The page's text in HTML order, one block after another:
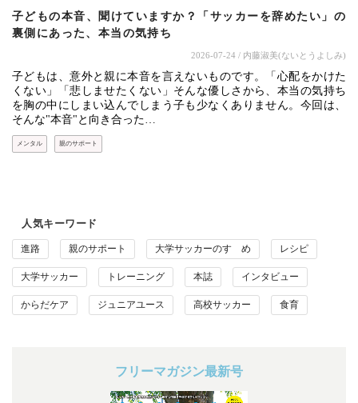
子どもの本音、聞けていますか？「サッカーを辞めたい」の
裏側にあった、本当の気持ち
2026-07-24 / 内藤淑美(ないとうよしみ)
子どもは、意外と親に本音を言えないものです。「心配をかけた
くない」「悲しませたくない」そんな優しさから、本当の気持ち
を胸の中にしまい込んでしまう子も少なくありません。今回は、
そんな"本音"と向き合った…
メンタル 親のサポート
人気キーワード
進路 親のサポート 大学サッカーのすゝめ レシピ
大学サッカー トレーニング 本誌 インタビュー
からだケア ジュニアユース 高校サッカー 食育
フリーマガジン最新号